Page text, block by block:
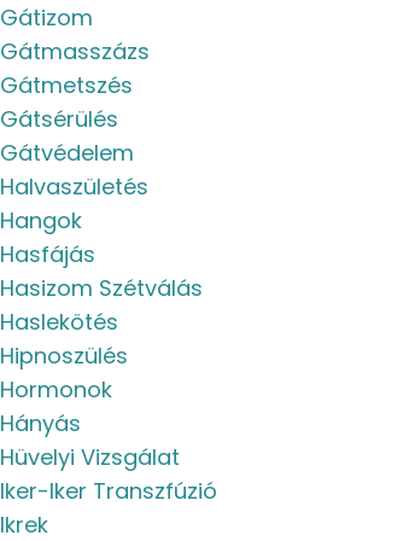
Gátizom
Gátmasszázs
Gátmetszés
Gátsérülés
Gátvédelem
Halvaszületés
Hangok
Hasfájás
Hasizom Szétválás
Haslekötés
Hipnoszülés
Hormonok
Hányás
Hüvelyi Vizsgálat
Iker-Iker Transzfúzió
Ikrek